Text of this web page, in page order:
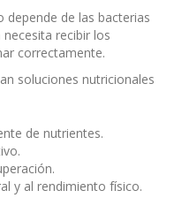
de las bacterias
recibir los
correctamente.
soluciones nutricionales
de nutrientes.
y al rendimiento físico.